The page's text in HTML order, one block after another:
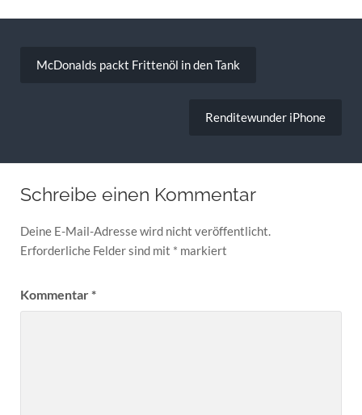
McDonalds packt Frittenöl in den Tank
Renditewunder iPhone
Schreibe einen Kommentar
Deine E-Mail-Adresse wird nicht veröffentlicht.
Erforderliche Felder sind mit * markiert
Kommentar*